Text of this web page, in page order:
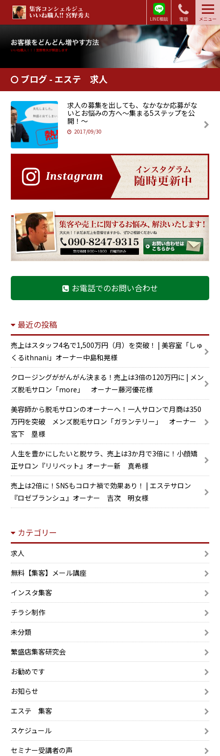
LINE相談 電話 メニュー
ブログ - エステ 求人
求人の募集を出しても、なかなか応募がな
いとお悩みの方へ～集まる5ステップを公
開！～
2017/09/30
お電話でのお問い合わせ
最近の投稿
売上はスタッフ4名で1,500万円（月）を突破！ | 美容室「しゅ
くるithnani」オーナー中島和晃様
クロージングががんがん決まる！売上は3倍の120万円に | メン
ズ脱毛サロン「more」 オーナー藤河優花様
美容師から脱毛サロンのオーナーへ！一人サロンで月商は350
万円を突破 メンズ脱毛サロン「ガランテリー」 オーナー
宮下 塁様
人生を豊かにしたいと脱サラ、売上は3か月で3倍に！小顔矯
正サロン『リリベット』オーナー新 真希様
売上は2倍に！SNSもコロナ禍で効果あり！ | エステサロン
『ロゼブランシュ』オーナー 吉次 明女様
カテゴリー
求人
無料【集客】メール講座
インスタ集客
チラシ制作
未分類
繁盛店集客研究会
お勧めです
お知らせ
エステ 集客
スケジュール
セミナー受講者の声